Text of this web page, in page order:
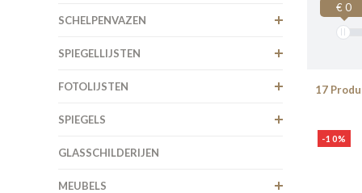
SCHELPENVAZEN
SPIEGELLIJSTEN
FOTOLIJSTEN
SPIEGELS
GLASSCHILDERIJEN
MEUBELS
€ 0
17
-10%